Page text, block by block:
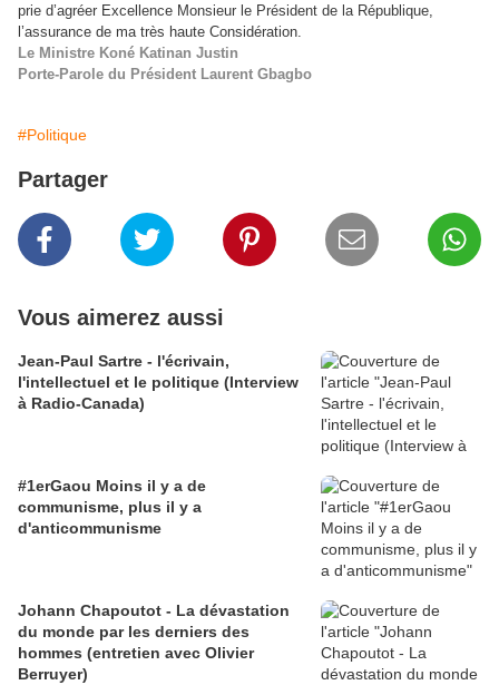
prie d’agréer Excellence Monsieur le Président de la République,
l’assurance de ma très haute Considération.
Le Ministre Koné Katinan Justin
Porte-Parole du Président Laurent Gbagbo
#Politique
Partager
Vous aimerez aussi
Jean-Paul Sartre - l'écrivain,
l'intellectuel et le politique (Interview
à Radio-Canada)
#1erGaou Moins il y a de
communisme, plus il y a
d'anticommunisme
Johann Chapoutot - La dévastation
du monde par les derniers des
hommes (entretien avec Olivier
Berruyer)